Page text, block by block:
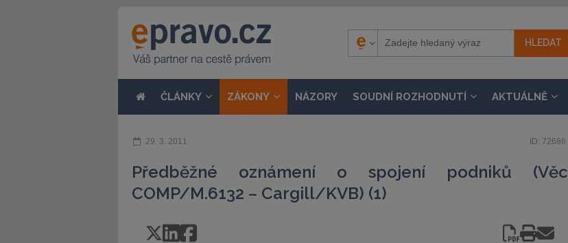
ČLÁNKY ZÁKONY NÁZORY SOUDNÍ ROZHODNUTÍ AKTUÁLNĚ
29. 3. 2011 ID: 72686
Předběžné oznámení o spojení podniků (Věc
COMP/M.6132 – Cargill/KVB) (1)